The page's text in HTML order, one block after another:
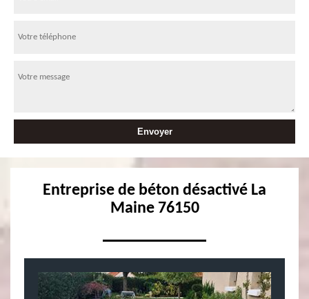
Entreprise de béton désactivé La
Maine 76150